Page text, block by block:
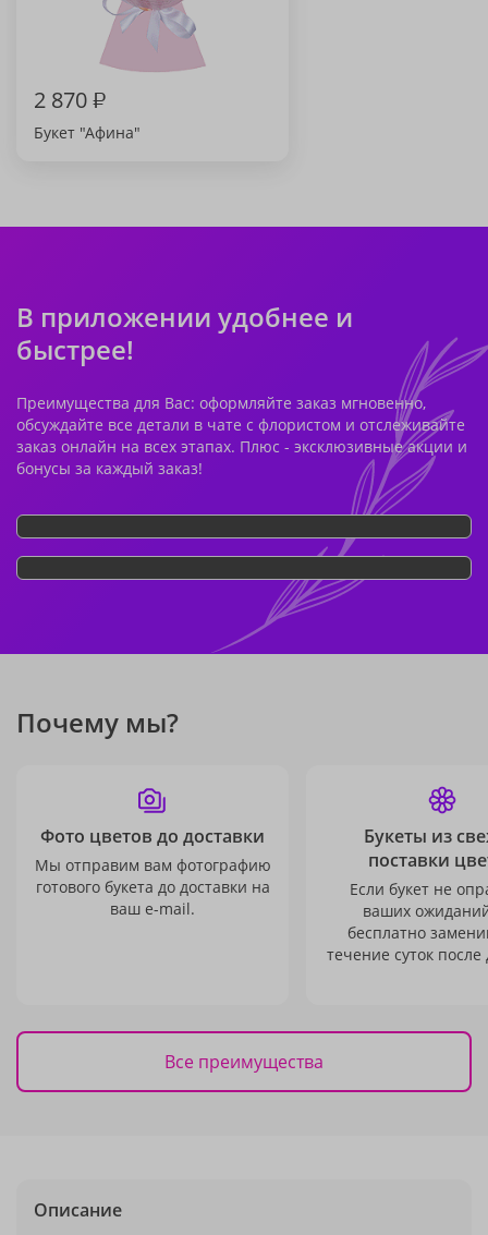
2 870₽
Букет "Афина"
В приложении удобнее и
быстрее!
Преимущества для Вас: оформляйте заказ мгновенно,
обсуждайте все детали в чате с флористом и отслеживайте
заказ онлайн на всех этапах. Плюс - эксклюзивные акции и
бонусы за каждый заказ!
Почему мы?
Фото цветов до доставки
Мы отправим вам фотографию
готового букета до доставки на
ваш e-mail.
Букеты из
поставки
Если букет не
ваших
бесплатно
течение суток после
Все преимущества
Описание